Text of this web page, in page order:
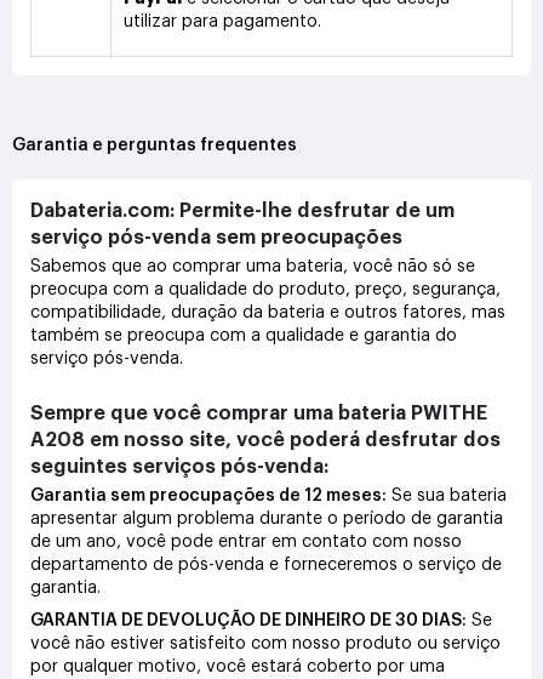
utilizar para pagamento.
Garantia e perguntas frequentes
Dabateria.com: Permite-lhe desfrutar de um
serviço pós-venda sem preocupações
Sabemos que ao comprar uma bateria, você não só se
preocupa com a qualidade do produto, preço, segurança,
compatibilidade, duração da bateria e outros fatores, mas
também se preocupa com a qualidade e garantia do
serviço pós-venda.
Sempre que você comprar uma bateria PWITHE
A208 em nosso site, você poderá desfrutar dos
seguintes serviços pós-venda:
Garantia sem preocupações de 12 meses: Se sua bateria
apresentar algum problema durante o período de garantia
de um ano, você pode entrar em contato com nosso
departamento de pós-venda e forneceremos o serviço de
garantia.
GARANTIA DE DEVOLUÇÃO DE DINHEIRO DE 30 DIAS: Se
você não estiver satisfeito com nosso produto ou serviço
por qualquer motivo, você estará coberto por uma